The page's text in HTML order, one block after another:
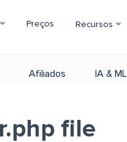
Preços Recursos
Afiliados IA & ML
file